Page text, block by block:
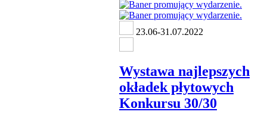
23.06-31.07.2022
Wystawa najlepszych
okładek płytowych
Konkursu 30/30